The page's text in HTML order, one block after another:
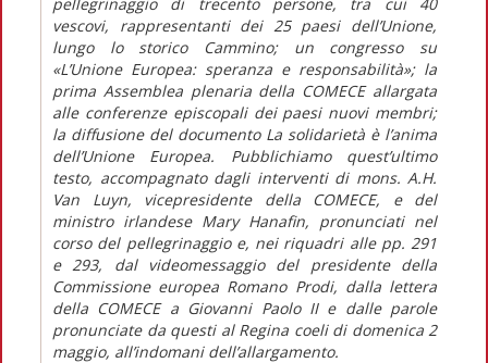
vescovi, rappresentanti dei 25 paesi dell’Unione,
lungo lo storico Cammino; un congresso su
«L’Unione Europea: speranza e responsabilità»; la
prima Assemblea plenaria della COMECE allargata
alle conferenze episcopali dei paesi nuovi membri;
la diffusione del documento La solidarietà è l’anima
dell’Unione Europea. Pubblichiamo quest’ultimo
testo, accompagnato dagli interventi di mons. A.H.
Van Luyn, vicepresidente della COMECE, e del
ministro irlandese Mary Hanafin, pronunciati nel
corso del pellegrinaggio e, nei riquadri alle pp. 291
e 293, dal videomessaggio del presidente della
Commissione europea Romano Prodi, dalla lettera
della COMECE a Giovanni Paolo II e dalle parole
pronunciate da questi al Regina coeli di domenica 2
maggio, all’indomani dell’allargamento.